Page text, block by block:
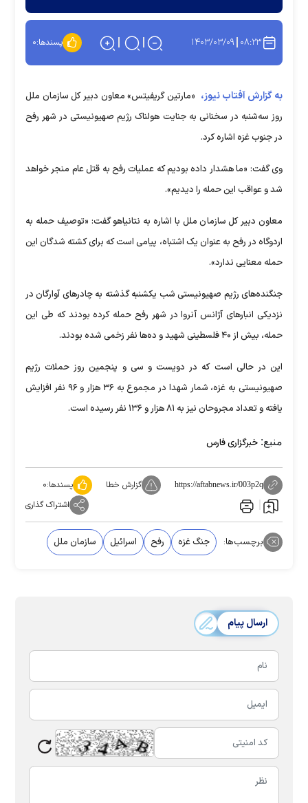
۰۸:۲۳ ۱۴۰۳/۰۳/۰۹ پسندها:۰
به گزارش آفتاب نیوز، «مارتین گریفیتس» معاون دبیر کل سازمان ملل
روز سه‌شنبه در سخنانی به جنایت هولناک رژیم صهیونیستی در شهر رفح
در جنوب غزه اشاره کرد.
وی گفت: «ما هشدار داده بودیم که عملیات رفح به قتل عام منجر خواهد
شد و عواقب این حمله را دیدیم».
معاون دبیر کل سازمان ملل با اشاره به نتانیاهو گفت: «توصیف حمله به
اردوگاه در رفح به عنوان یک اشتباه، پیامی است که برای کشته شدگان این
حمله معنایی ندارد».
جنگنده‌های رژیم صهیونیستی شب یکشنبه گذشته به چادر‌های آوارگان در
نزدیکی انبار‌های آژانس آنروا در شهر رفح حمله کرده بودند که طی این
حمله، بیش از ۴۰ فلسطینی شهید و ده‌ها نفر زخمی شده بودند.
این در حالی است که در دویست و سی و پنجمین روز حملات رژیم
صهیونیستی به غزه، شمار شهدا در مجموع به ۳۶ هزار و ۹۶ نفر افزایش
یافته و تعداد مجروحان نیز به ۸۱ هزار و ۱۳۶ نفر رسیده است.
منبع: خبرگزاری فارس
https://aftabnews.ir/003p2q گزارش خطا پسندها:۰
اشتراک گذاری
برچسب‌ها: جنگ غزه رفح اسرائیل سازمان ملل
ارسال پیام